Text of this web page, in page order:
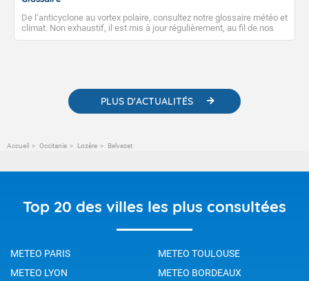
De l’anticyclone au vortex polaire, consultez notre glossaire météo et
climat. Non exhaustif, il est mis à jour régulièrement, au fil de nos
publications. Vous y trouverez également des liens utiles vers nos
PLUS D'ACTUALITÉS
Accueil Occitanie Lozère Belvezet
Top 20 des villes les plus consultées
METEO PARIS
METEO TOULOUSE
METEO LYON
METEO BORDEAUX